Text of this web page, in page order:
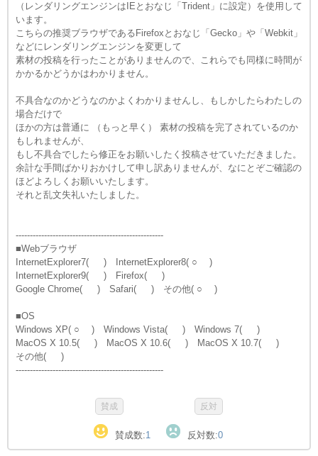
（レンダリングエンジンはIEとおなじ「Trident」に設定）を使用して
います。
こちらの推奨ブラウザであるFirefoxとおなじ「Gecko」や「Webkit」
などにレンダリングエンジンを変更して
素材の投稿を行ったことがありませんので、これらでも同様に時間が
かかるかどうかはわかりません。
不具合なのかどうなのかよくわかりませんし、もしかしたらわたしの
場合だけで
ほかの方は普通に （もっと早く） 素材の投稿を完了されているのか
もしれませんが、
もし不具合でしたら修正をお願いしたく投稿させていただきました。
余計な手間ばかりおかけして申し訳ありませんが、なにとぞご確認の
ほどよろしくお願いいたします。
それと乱文失礼いたしました。
----------------------------------------------------
■Webブラウザ
InternetExplorer7( ) InternetExplorer8( ○ )
InternetExplorer9( ) Firefox( )
Google Chrome( ) Safari( ) その他( ○ )
■OS
Windows XP( ○ ) Windows Vista( ) Windows 7( )
MacOS X 10.5( ) MacOS X 10.6( ) MacOS X 10.7( )
その他( )
----------------------------------------------------
賛成数:1 反対数:0